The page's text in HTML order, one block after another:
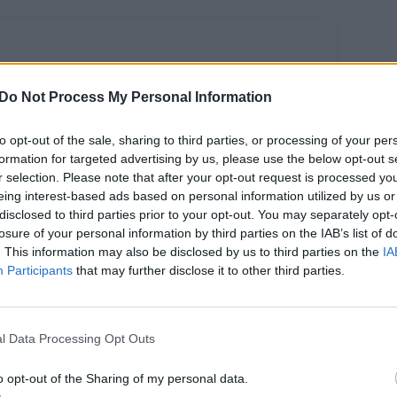
Do Not Process My Personal Information
opt-out of the sale, sharing to third parties, or processing of your
for targeted advertising by us, please use the below opt-out
selection. Please note that after your opt-out request is processed
interest-based ads based on personal information utilized by us
to third parties prior to your opt-out. You may separately
of your personal information by third parties on the IAB’s list of
This information may also be disclosed by us to third parties on the
Participants that may further disclose it to other third parties.
Data Processing Opt Outs
opt-out of the Sharing of my personal data.
būti
grūdų
o